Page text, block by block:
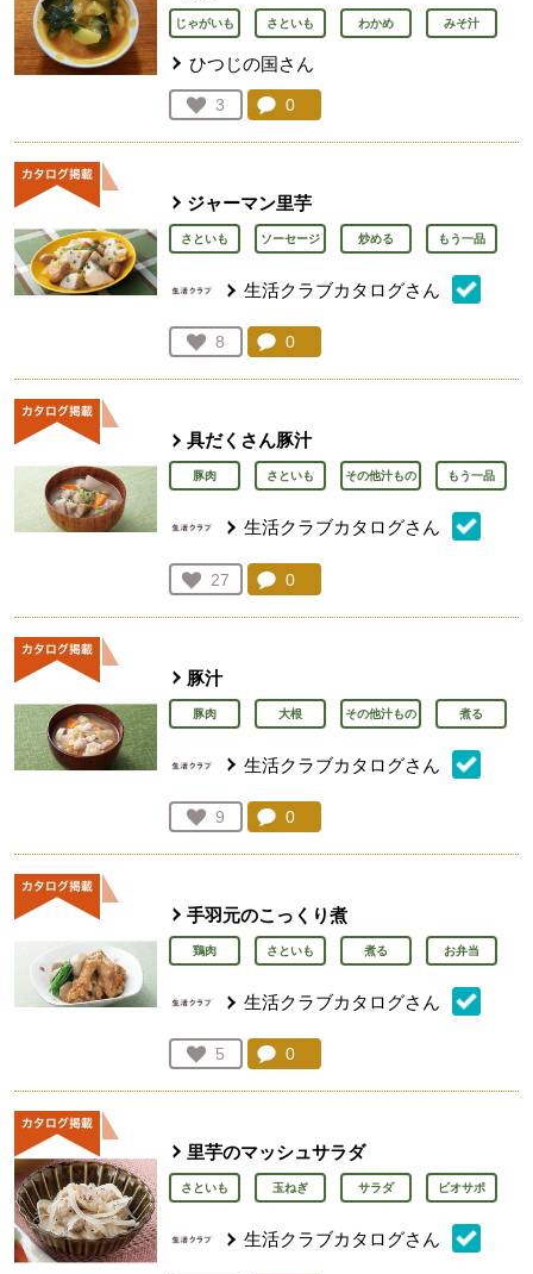
じゃがいも さといも わかめ みそ汁
ひつじの国さん
お気に入り登録：
3
人が登録
コメント：
0
ジャーマン里芋
さといも ソーセージ 炒める もう一品
生活クラブカタログさん
お気に入り登録：
8
人が登録
コメント：
0
具だくさん豚汁
豚肉 さといも その他汁もの もう一品
生活クラブカタログさん
お気に入り登録：
27
人が登録
コメント：
0
豚汁
豚肉 大根 その他汁もの 煮る
生活クラブカタログさん
お気に入り登録：
9
人が登録
コメント：
0
手羽元のこっくり煮
鶏肉 さといも 煮る お弁当
生活クラブカタログさん
お気に入り登録：
5
人が登録
コメント：
0
里芋のマッシュサラダ
さといも 玉ねぎ サラダ ビオサポ
生活クラブカタログさん